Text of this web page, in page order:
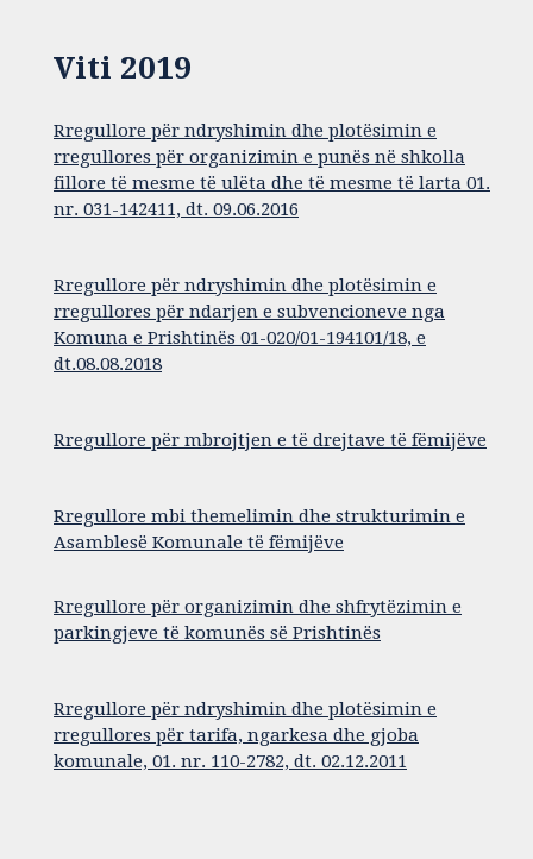
Viti 2019
Rregullore për ndryshimin dhe plotësimin e
rregullores për organizimin e punës në shkolla
fillore të mesme të ulëta dhe të mesme të larta 01.
nr. 031-142411, dt. 09.06.2016
Rregullore për ndryshimin dhe plotësimin e
rregullores për ndarjen e subvencioneve nga
Komuna e Prishtinës 01-020/01-194101/18, e
dt.08.08.2018
Rregullore për mbrojtjen e të drejtave të fëmijëve
Rregullore mbi themelimin dhe strukturimin e
Asamblesë Komunale të fëmijëve
Rregullore për organizimin dhe shfrytëzimin e
parkingjeve të komunës së Prishtinës
Rregullore për ndryshimin dhe plotësimin e
rregullores për tarifa, ngarkesa dhe gjoba
komunale, 01. nr. 110-2782, dt. 02.12.2011